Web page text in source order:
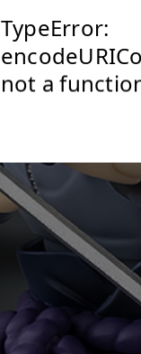
TypeError:
not a